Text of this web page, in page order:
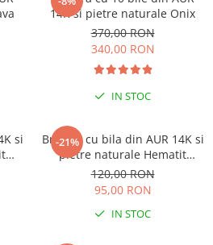
14K si pietre naturale Onix
370,00 RON
340,00 RON
IN STOC
si
-21%
Bratara cu bila din AUR 14K si
pietre naturale Hematit
discuri
120,00 RON
95,00 RON
IN STOC